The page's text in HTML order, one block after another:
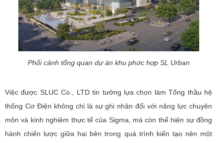
Phối cảnh tổng quan dự án khu phức hợp SL Urban
Việc được SLUC Co., LTD tin tưởng lựa chọn làm Tổng thầu hệ
thống Cơ Điện không chỉ là sự ghi nhận đối với năng lực chuyên
môn và kinh nghiệm thực tế của Sigma, mà còn thể hiện sự đồng
hành chiến lược giữa hai bên trong quá trình kiến tạo nên một